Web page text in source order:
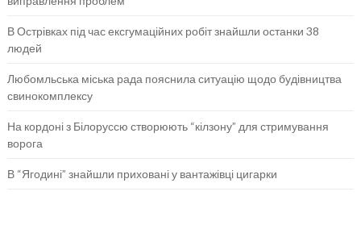
В Острівках під час ексгумаційних робіт знайшли останки 38
людей
Любомльська міська рада пояснила ситуацію щодо будівництва
свинокомплексу
На кордоні з Білоруссю створюють “кілзону” для стримування
ворога
В “Ягодині” знайшли приховані у вантажівці цигарки